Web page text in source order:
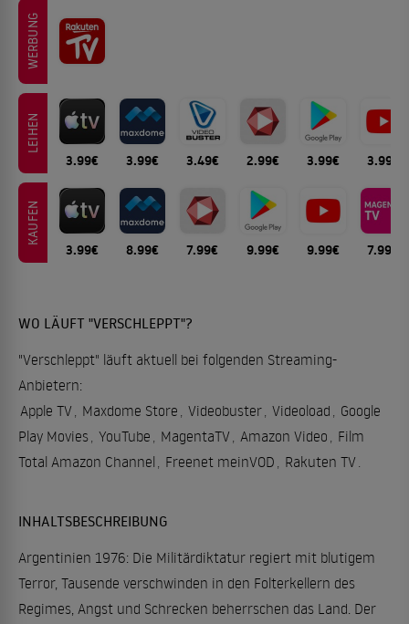
WERBUNG
LEIHEN
3.99€ 3.99€ 3.49€ 2.99€ 3.99€ 3.99€
KAUFEN
3.99€ 8.99€ 7.99€ 9.99€ 9.99€ 7.99€
WO LÄUFT "VERSCHLEPPT"?
"Verschleppt" läuft aktuell bei folgenden Streaming-
Anbietern:
Apple TV, Maxdome Store , Videobuster, Videoload , Google
Play Movies, YouTube , MagentaTV, Amazon Video , Film
Total Amazon Channel , Freenet meinVOD , Rakuten TV.
INHALTSBESCHREIBUNG
Argentinien 1976: Die Militärdiktatur regiert mit blutigem
Terror, Tausende verschwinden in den Folterkellern des
Regimes, Angst und Schrecken beherrschen das Land. Der